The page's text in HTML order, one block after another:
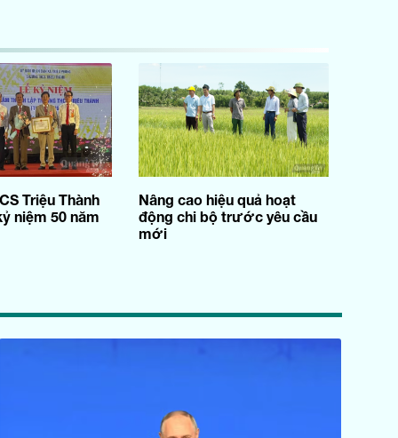
Triệu Thành
niệm 50 năm
Nâng cao hiệu quả hoạt
động chi bộ trước yêu cầu
mới